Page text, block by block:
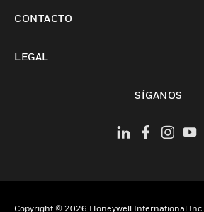
CONTACTO
LEGAL
SÍGANOS
Copyright © 2026 Honeywell International Inc.